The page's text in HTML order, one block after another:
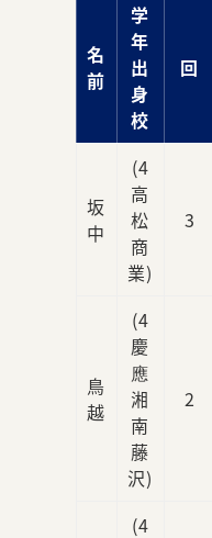
名
前
学
年
出
身
校
回
坂
中
(4
高
松
商
業)
3
鳥
越
(4
慶
應
湘
南
藤
沢)
2
(4